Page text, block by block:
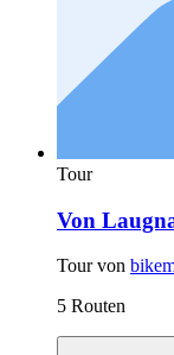
Tour
Von
Tour von
5 Routen